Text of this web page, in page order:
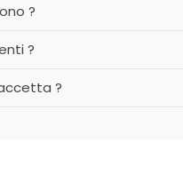
?
?
?